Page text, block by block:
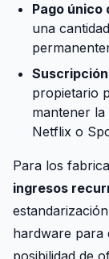
Pago único
una
propietario
mantener
Netflix o
Para los
ingresos
hardware para
posibilidad de